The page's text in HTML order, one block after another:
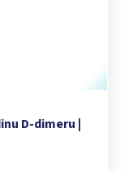
D-dimeru |